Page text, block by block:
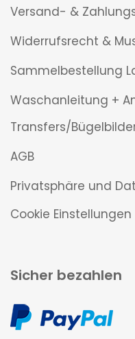
Versand- &
Widerrufsrecht &
Sammelbestellung
Waschanleitung +
Transfers/
AGB
Privatsphäre und
Cookie Einstellungen
Sicher bezahlen